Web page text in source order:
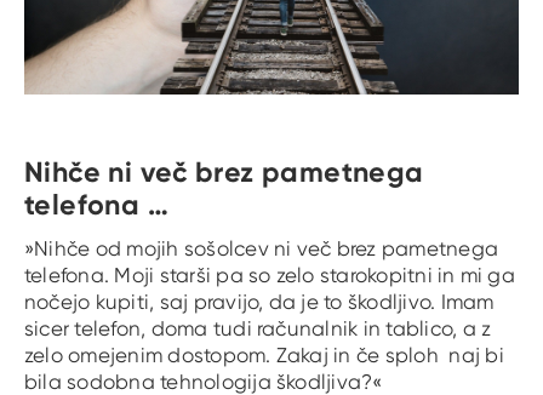
Nihče ni več brez pametnega
telefona …
»Nihče od mojih sošolcev ni več brez pametnega
telefona. Moji starši pa so zelo starokopitni in mi ga
nočejo kupiti, saj pravijo, da je to škodljivo. Imam
sicer telefon, doma tudi računalnik in tablico, a z
zelo omejenim dostopom. Zakaj in če sploh naj bi
bila sodobna tehnologija škodljiva?«